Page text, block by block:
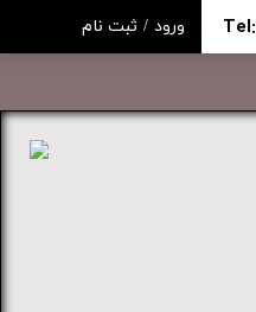
Tel: ورود / ثبت نام
تغییر گذر واژه